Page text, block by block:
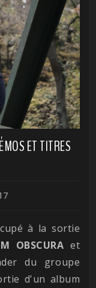
ET TITRES
à la sortie
OBSCURA et
du groupe
d'un album